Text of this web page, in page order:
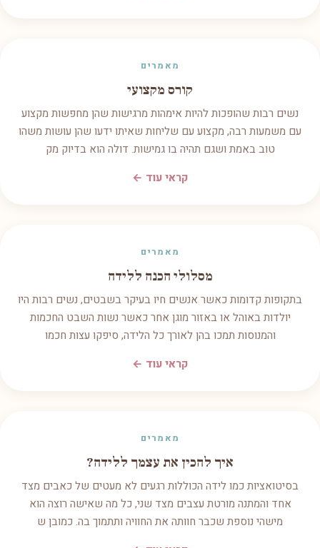
מאמרים
קורס מקצועי
נשים רבות שהופכות להיות אימהות מרגישות שהן מחפשות מקצוע
עם משמעות רבה, מקצוע עם שליחות שאיתו ידעו שהן עושות משהו
טוב באמת ושגם תהיה בו גמישות. דולה הוא בדיוק מק
קראי עוד ←
מאמרים
מסלולי הכנה ללידה
בתקופות קדומות כאשר אנשים חיו בעיקר בשבטים, נשים רבות היו
יולדות באוהל או באזור מוגן אחר כאשר נשות השבט החכמות
והמנוסות תמכו בהן לאורך כל הלידה, סיפקו עצות חכמו
קראי עוד ←
מאמרים
איך להכין את עצמך ללידה?
בסיטואציות כמו לידה הכוללות רגעים לא מעטים של כאבים מצד
אחד והמתנה מורטת עצבים מצד שני, כל מה שאישה רוצה הוא
מישהי נוספת שכבר חוותה את החוויה ותתמוך בה. כמובן ש